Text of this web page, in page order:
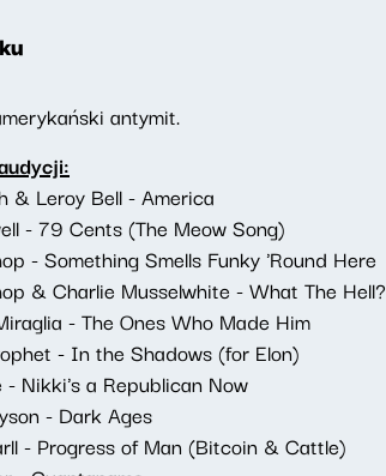
antymit.
& Leroy Bell - America
- 79 Cents (The Meow Song)
- Something Smells Funky 'Round Here
& Charlie Musselwhite - What The Hell?
- The Ones Who Made Him
- In the Shadows (for Elon)
- Nikki's a Republican Now
- Dark Ages
- Progress of Man (Bitcoin & Cattle)